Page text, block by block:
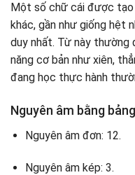
Một số chữ cái được
khác, gần như giống hệt
duy nhất. Từ này
năng cơ bản như xiên,
đang học thực hành
Nguyên âm bằng
Nguyên âm đơn: 12.
Nguyên âm kép: 3.